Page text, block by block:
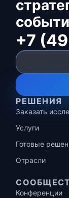
+7
РЕШЕНИЯ
Заказать
Услуги
Готовые
Отрасли
Конференции